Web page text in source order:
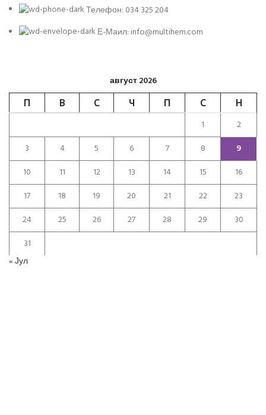
Телефон: 034 325 204
Е-Маил: info@multihem.com
август 2026
П В С Ч П С Н
1
2
3
4 5 6 7 8
9
10
11 12 13 14 15
16
17
18 19 20 21 22
23
24
25 26 27 28 29
30
31
« Јул